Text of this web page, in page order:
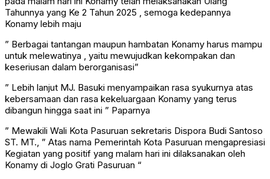
Tahunnya yang Ke 2 Tahun 2025 , semoga kedepannya
Konamy lebih maju
” Berbagai tantangan maupun hambatan Konamy harus mampu
untuk melewatinya , yaitu mewujudkan kekompakan dan
keseriusan dalam berorganisasi”
” Lebih lanjut MJ. Basuki menyampaikan rasa syukurnya atas
kebersamaan dan rasa kekeluargaan Konamy yang terus
dibangun hingga saat ini ” Paparnya
” Mewakili Wali Kota Pasuruan sekretaris Dispora Budi Santoso
ST. MT., ” Atas nama Pemerintah Kota Pasuruan mengapresiasi
Kegiatan yang positif yang malam hari ini dilaksanakan oleh
Konamy di Joglo Grati Pasuruan “